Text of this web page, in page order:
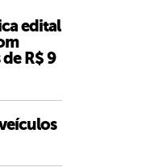
edital
R$ 9